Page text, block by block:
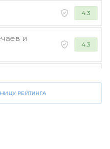
4.3
и
4.3
РЕЙТИНГА